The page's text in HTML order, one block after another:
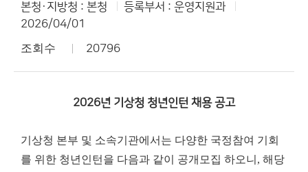
본청·지방청 : 본청
등록부서 : 운영지원과
2026/04/01
조회수 20796
2026년 기상청 청년인턴 채용 공고
기상청 본부 및 소속기관에서는 다양한 국정참여 기회
를 위한 청년인턴을 다음과 같이 공개모집 하오니, 해당